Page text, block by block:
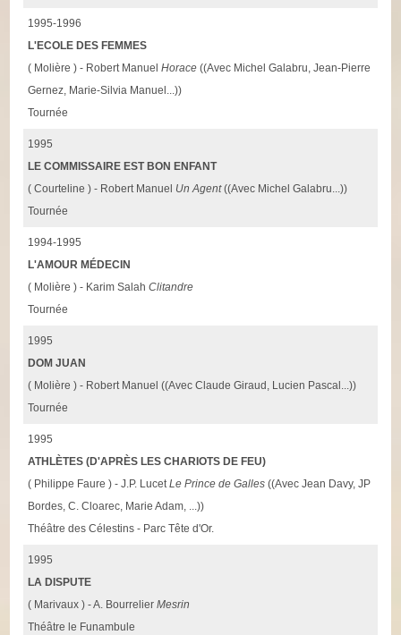
1995-1996
L'ECOLE DES FEMMES
( Molière ) - Robert ManuelHorace ((Avec Michel Galabru, Jean-Pierre
Gernez, Marie-Silvia Manuel...))
Tournée
1995
LE COMMISSAIRE EST BON ENFANT
( Courteline ) - Robert Manuel Un Agent((Avec Michel Galabru...))
Tournée
1994-1995
L'AMOUR MÉDECIN
( Molière ) - Karim SalahClitandre
Tournée
1995
DOM JUAN
( Molière ) - Robert Manuel ((Avec Claude Giraud, Lucien Pascal...))
Tournée
1995
ATHLÈTES (D'APRÈS LES CHARIOTS DE FEU)
( Philippe Faure ) - J.P. LucetLe Prince de Galles ((Avec Jean Davy, JP
Bordes, C. Cloarec, Marie Adam, ...))
Théâtre des Célestins - Parc Tête d'Or.
1995
LA DISPUTE
( Marivaux ) - A. BourrelierMesrin
Théâtre le Funambule